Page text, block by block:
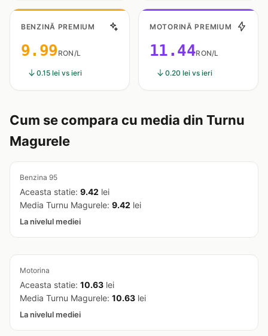
BENZINĂ PREMIUM
9.99 RON/L
0.15 lei vs ieri
MOTORINĂ PREMIUM
11.44RON/L
0.20 lei vs ieri
Cum se compara cu media din Turnu
Magurele
Benzina 95
Aceasta statie: 9.42 lei
Media Turnu Magurele: 9.42 lei
La nivelul mediei
Motorina
Aceasta statie: 10.63 lei
Media Turnu Magurele: 10.63 lei
La nivelul mediei